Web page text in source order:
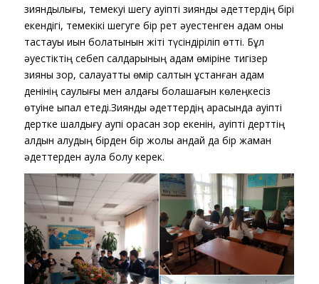
зияндылығы, темекуі шегу қауіпті зиянды әдеттердің бірі
екендігі, темекікі шегуге бір рет әуестенген адам оны
тастауы қиын болатынын жіті түсіндіріліп өтті. Бұл
әуестіктің себеп салдарының адам өміріне тигізер
зияны зор, салауатты өмір салтын ұстанған адам
денінің саулығы мен алдағы болашағын көлеңкесіз
өтуіне ықпал етеді.Зиянды әдеттердің арқасында қауіпті
дертке шалдығу қаупі орасан зор екенін, қауіпті дерттің
алдын алудың бірден бір жолы қандай да бір жаман
әдеттерден аулақ болу керек.